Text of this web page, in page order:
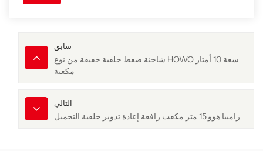
سابق
شاحنة ضغط خلفية خفيفة من نوع HOWO سعة 10 أمتار
مكعبة
التالي
زامبيا هوو 15 متر مكعب رافعة إعادة تدوير خلفية التحميل